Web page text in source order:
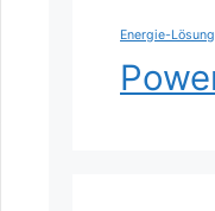
Energie-Lösung